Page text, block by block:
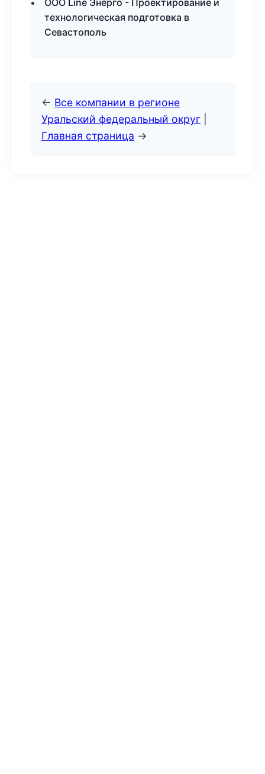
ООО Line Энерго - Проектирование и
технологическая подготовка в
Севастополь
← Все компании в регионе
Уральский федеральный округ
Главная страница →